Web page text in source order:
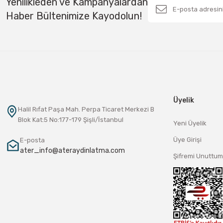
Haber Bültenimize Kayodolun!
Halil Rıfat Paşa Mah. Perpa Ticaret Merkezi B
Blok Kat:5 No:177-179 Şişli/İstanbul
E-posta
ater_info@ateraydinlatma.com
Üyelik
Yeni Üyelik
Üye Girişi
Şifremi Unuttum